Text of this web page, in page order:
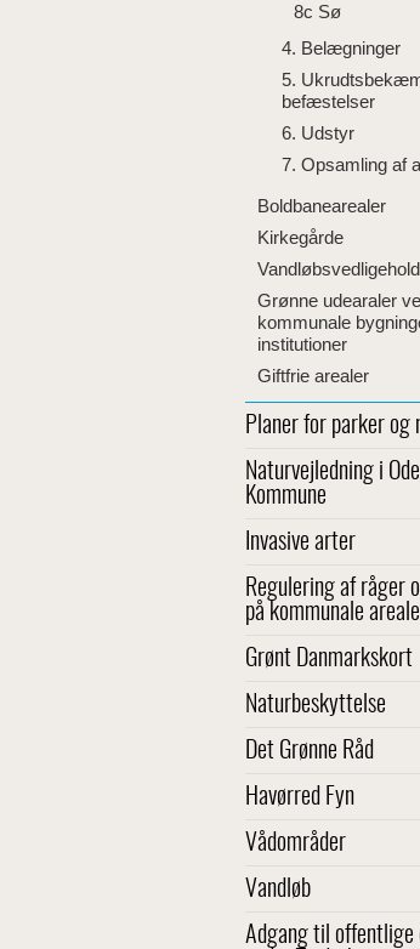
8c Sø
4. Belægninger
5.
befæstelser
6. Udstyr
7. Opsamling af
Boldbanearealer
Kirkegårde
Vandløbsvedligehold
Grønne udearaler
kommunale
institutioner
Giftfrie arealer
Planer for parker og
Naturvejledning i
Kommune
Invasive arter
Regulering af råger
på kommunale
Grønt Danmarkskort
Naturbeskyttelse
Det Grønne Råd
Havørred Fyn
Vådområder
Vandløb
Adgang til offentlige